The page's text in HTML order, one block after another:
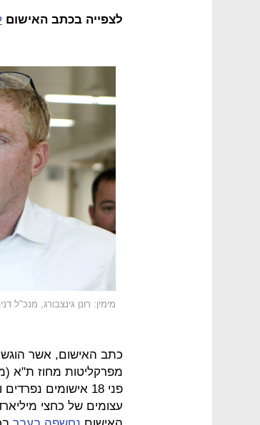
לצפייה בכתב האישום
מימין: רונן גינצבורג, מנכ"ל
כתב האישום, אשר הוגש
מפרקליטות מחוז ת"א
פני 18 אישומים
עצומים של כחצי